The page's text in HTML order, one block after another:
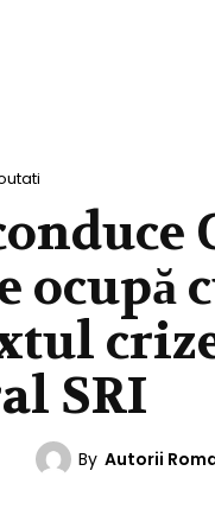
SRI
By Autorii